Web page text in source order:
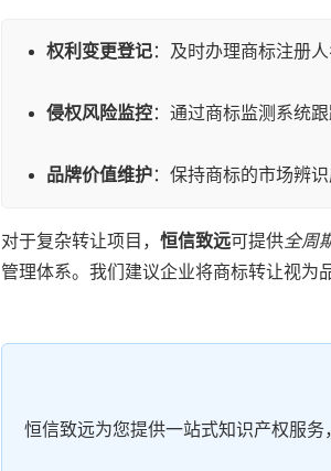
权利变更登记：及时办理商标注册
侵权风险监控：通过商标监测系统
品牌价值维护：保持商标的市场辨
对于复杂转让项目， 恒信致远可提供全周
管理体系。我们建议企业将商标转让视为
恒信致远为您提供一站式知识产权服务